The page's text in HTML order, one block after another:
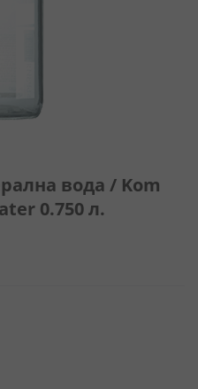
вода / Kom
0.750 л.